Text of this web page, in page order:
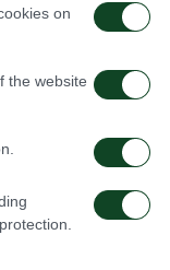
on
the website